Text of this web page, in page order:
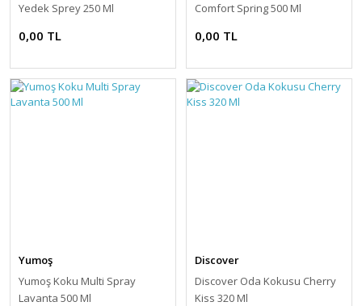
Yedek Sprey 250 Ml
0,00 TL
Comfort Spring 500 Ml
0,00 TL
Yumoş
Yumoş Koku Multi Spray
Lavanta 500 Ml
Discover
Discover Oda Kokusu Cherry
Kiss 320 Ml